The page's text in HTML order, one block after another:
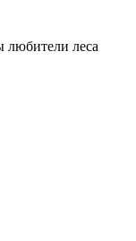
любители леса